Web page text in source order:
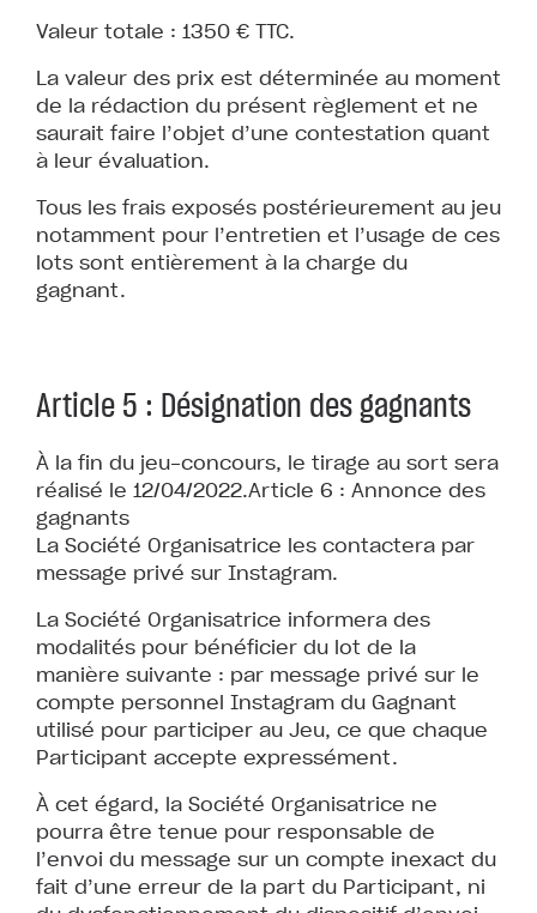
Valeur totale : 1350 € TTC.
La valeur des prix est déterminée au moment
de la rédaction du présent règlement et ne
saurait faire l’objet d’une contestation quant
à leur évaluation.
Tous les frais exposés postérieurement au jeu
notamment pour l’entretien et l’usage de ces
lots sont entièrement à la charge du
gagnant.
Article 5 : Désignation des gagnants
À la fin du jeu-concours, le tirage au sort sera
réalisé le 12/04/2022.Article 6 : Annonce des
gagnants
La Société Organisatrice les contactera par
message privé sur Instagram.
La Société Organisatrice informera des
modalités pour bénéficier du lot de la
manière suivante : par message privé sur le
compte personnel Instagram du Gagnant
utilisé pour participer au Jeu, ce que chaque
Participant accepte expressément.
À cet égard, la Société Organisatrice ne
pourra être tenue pour responsable de
l’envoi du message sur un compte inexact du
fait d’une erreur de la part du Participant, ni